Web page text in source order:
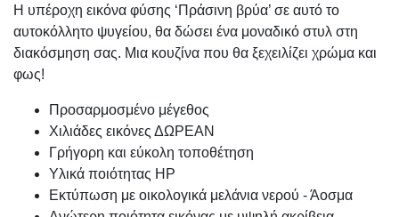
Η υπέροχη εικόνα φύσης ‘Πράσινη βρύα’ σε αυτό το
αυτοκόλλητο ψυγείου, θα δώσει ένα μοναδικό στυλ στη
διακόσμηση σας. Μια κουζίνα που θα ξεχειλίζει χρώμα και
φως!
Προσαρμοσμένo μέγεθος
Χιλιάδες εικόνες ΔΩΡΕΑΝ
Γρήγορη και εύκολη τοποθέτηση
Υλικά ποιότητας HP
Εκτύπωση με οικολογικά μελάνια νερού - Άοσμα